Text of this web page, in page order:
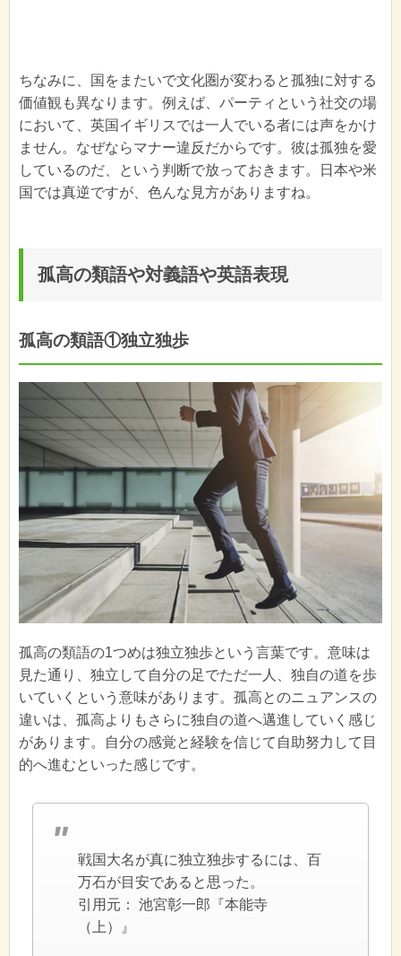
ちなみに、国をまたいで文化圏が変わると孤独に対する
価値観も異なります。例えば、パーティという社交の場
において、英国イギリスでは一人でいる者には声をかけ
ません。なぜならマナー違反だからです。彼は孤独を愛
しているのだ、という判断で放っておきます。日本や米
国では真逆ですが、色んな見方がありますね。
孤高の類語や対義語や英語表現
孤高の類語①独立独歩
孤高の類語の1つめは独立独歩という言葉です。意味は
見た通り、独立して自分の足でただ一人、独自の道を歩
いていくという意味があります。孤高とのニュアンスの
違いは、孤高よりもさらに独自の道へ邁進していく感じ
があります。自分の感覚と経験を信じて自助努力して目
的へ進むといった感じです。
戦国大名が真に独立独歩するには、百
万石が目安であると思った。
引用元： 池宮彰一郎『本能寺
（上）』